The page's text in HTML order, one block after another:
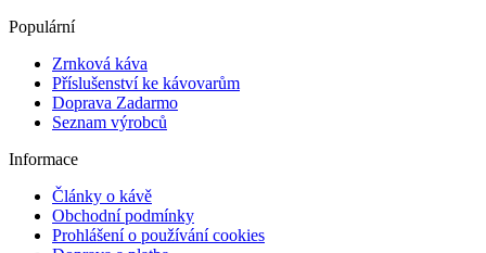
Populární
Zrnková káva
Příslušenství ke kávovarům
Doprava Zadarmo
Seznam výrobců
Informace
Články o kávě
Obchodní podmínky
Prohlášení o používání cookies